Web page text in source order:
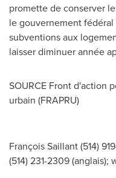
promette de conserver
le gouvernement
subventions aux
laisser diminuer année
SOURCE Front d'action
urbain (FRAPRU)
François Saillant (514)
(514) 231-2309 (anglais);